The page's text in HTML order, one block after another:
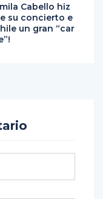
Cabello hiz
su concierto e
un gran “car